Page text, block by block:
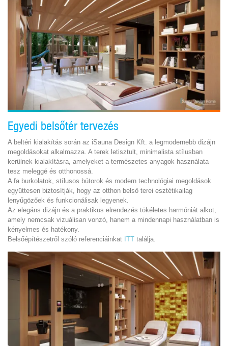
Egyedi belsőtér tervezés
A beltéri kialakítás során az iSauna Design Kft. a legmodernebb dizájn
megoldásokat alkalmazza. A terek letisztult, minimalista stílusban
kerülnek kialakításra, amelyeket a természetes anyagok használata
tesz meleggé és otthonossá.
A fa burkolatok, stílusos bútorok és modern technológiai megoldások
együttesen biztosítják, hogy az otthon belső terei esztétikailag
lenyűgözőek és funkcionálisak legyenek.
Az elegáns dizájn és a praktikus elrendezés tökéletes harmóniát alkot,
amely nemcsak vizuálisan vonzó, hanem a mindennapi használatban is
kényelmes és hatékony.
Belsőépítészetről szóló referenciáinkat ITT találja.